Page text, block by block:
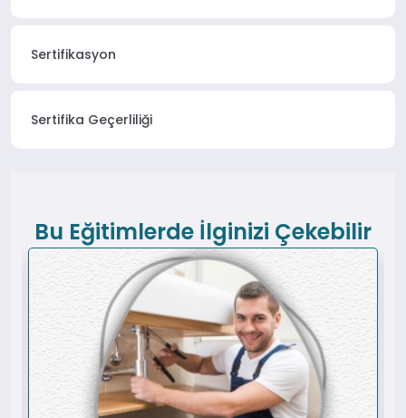
Sertifikasyon
Sertifika Geçerliliği
Bu Eğitimlerde İlginizi Çekebilir